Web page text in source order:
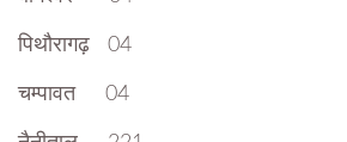
पिथौरागढ़ 04
चम्पावत 04